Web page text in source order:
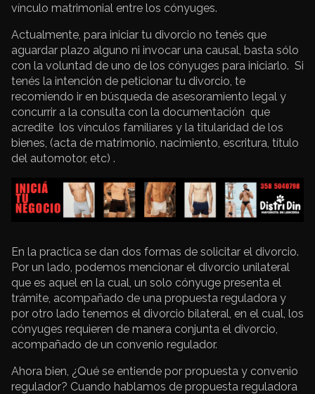
vínculo matrimonial entre los cónyuges.
Actualmente, para iniciar tu divorcio no tenés que
aguardar plazo alguno ni invocar una causal, basta sólo
con la voluntad de uno de los cónyuges para iniciarlo. Si
tenés la intención de peticionar tu divorcio, te
recomiendo ir en búsqueda de asesoramiento legal y
concurrir a la consulta con la documentación que
acredite los vínculos familiares y la titularidad de los
bienes, (acta de matrimonio, nacimiento, escritura, título
del automotor, etc) .
En la practica se dan dos formas de solicitar el divorcio.
Por un lado, podemos mencionar el divorcio unilateral
que es aquel en la cual, un solo cónyuge presenta el
trámite, acompañado de una propuesta reguladora y
por otro lado tenemos el divorcio bilateral, en el cual, los
cónyuges requieren de manera conjunta el divorcio,
acompañado de un convenio regulador.
Ahora bien, ¿Qué se entiende por propuesta y convenio
regulador? Cuando hablamos de propuesta reguladora